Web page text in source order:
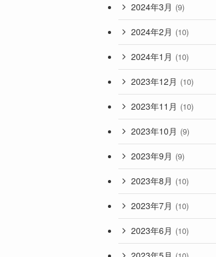
2024年3月 (9)
2024年2月 (10)
2024年1月 (10)
2023年12月 (10)
2023年11月 (10)
2023年10月 (9)
2023年9月 (9)
2023年8月 (10)
2023年7月 (10)
2023年6月 (10)